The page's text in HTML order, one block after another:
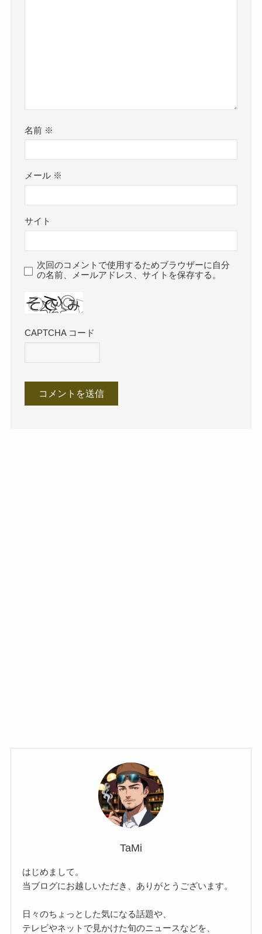
名前 ※
メール ※
サイト
次回のコメントで使用するためブラウザーに自分
の名前、メールアドレス、サイトを保存する。
CAPTCHA コード
TaMi
はじめまして。
当ブログにお越しいただき、ありがとうございます。
日々のちょっとした気になる話題や、
テレビやネットで見かけた旬のニュースなどを、